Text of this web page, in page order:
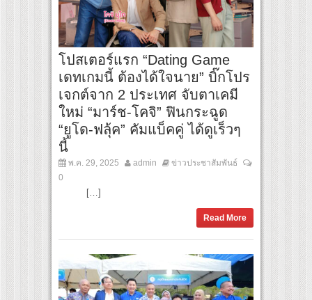
โปสเตอร์แรก “Dating Game
เดทเกมนี้ ต้องได้ใจนาย” บิ๊กโปร
เจกต์จาก 2 ประเทศ จับตาเคมี
ใหม่ “มาร์ช-โคจิ” ฟินกระฉูด
“ยูโด-ฟลุ้ค” คัมแบ็คคู่ ได้ดูเร็วๆ
นี้
พ.ค. 29, 2025 admin
ข่าวประชาสัมพันธ์
0
[…]
Read More